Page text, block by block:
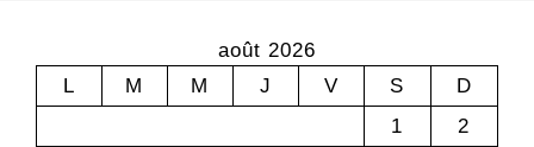
août 2026
L
M M J V S
D
1
2